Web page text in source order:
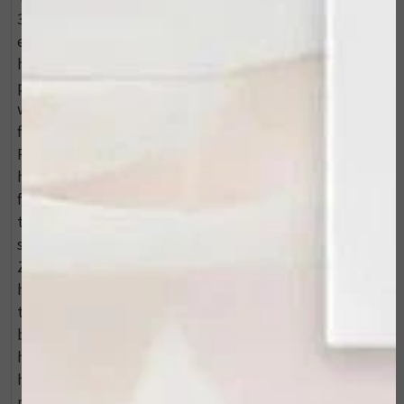
3 a 4 druppels toe aan de dag of nacht crème voor
extra hydratatie en een minder trekkerig gevoel van de
huid. INGREDI?NTEN Moringa Oleifera Seed Oil: een
plantaardige olie die snel en gemakkelijk door de huid
wordt opgenomen. Voorkomt vochtverlies waardoor
fijne lijntjes en rimpels verminderd worden. Hippopha
Rhamnoids (duindoornolie): Deze olie bevat rijke
hoeveelheden essentiële vetzuren (EFA's), vitamines,
fytosterolen en flavonoïden die allemaal helpen bij het
tegengaan van huidveroudering. Zeer effectief bij een
schrale, droge huid. Vitis Vinifera (druivenzaadolie):
Zorgen voor een snelle genezing van de schrale, droge
huid. Bevat antioxidanten die de huid beschermen
tegen invloeden van buitenaf. Helpt daarnaast het
bindweefsel in de huid te versterken en de
huidelasticiteit te bevorderen. Arganolie: Een
hydraterende, regenererende, herstructurerende olie